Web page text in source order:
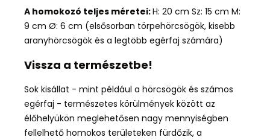
A homokozó teljes méretei:H: 20 cm Sz: 15 cm M:
9 cm Ø: 6 cm (elsősorban törpehörcsögök, kisebb
aranyhörcsögök és a legtöbb egérfaj számára)
Vissza a természetbe!
Sok kisállat - mint például a hörcsögök és számos
egérfaj - természetes körülmények között az
élőhelyükön meglehetősen nagy mennyiségben
fellelhető homokos területeken fürdőzik, a